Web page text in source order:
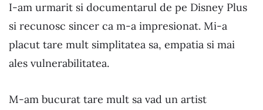
I-am urmarit si documentarul de pe Disney Plus
si recunosc sincer ca m-a impresionat. Mi-a
placut tare mult simplitatea sa, empatia si mai
ales vulnerabilitatea.
M-am bucurat tare mult sa vad un artist